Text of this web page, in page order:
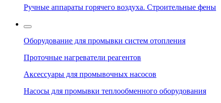
Ручные аппараты горячего воздуха. Строительные фены
Оборудование для промывки систем отопления
Проточные нагреватели реагентов
Аксессуары для промывочных насосов
Насосы для промывки теплообменного оборудования